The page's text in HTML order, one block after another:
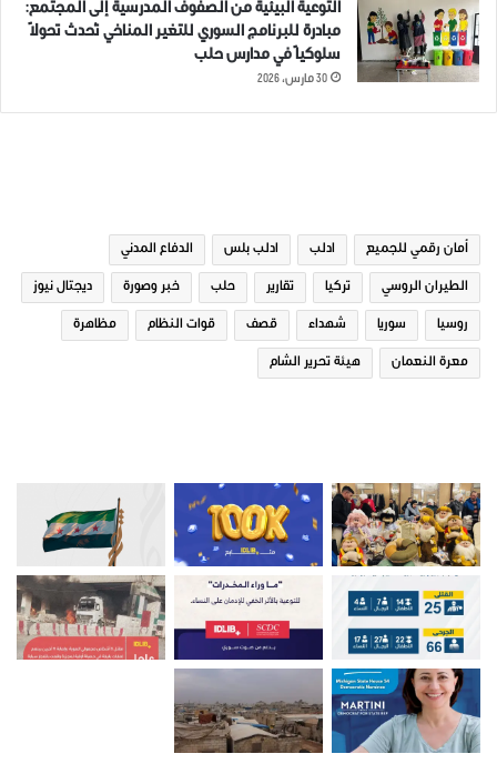
التوعية البيئية من الصفوف المدرسية إلى المجتمع:
مبادرة للبرنامج السوري للتغير المناخي تُحدث تحولاً
سلوكياً في مدارس حلب
30 مارس، 2026
أمان رقمي للجميع ادلب ادلب بلس الدفاع المدني
الطيران الروسي تركيا تقارير حلب خبر وصورة ديجتال نيوز
روسيا سوريا شهداء قصف قوات النظام مظاهرة
معرة النعمان هيئة تحرير الشام